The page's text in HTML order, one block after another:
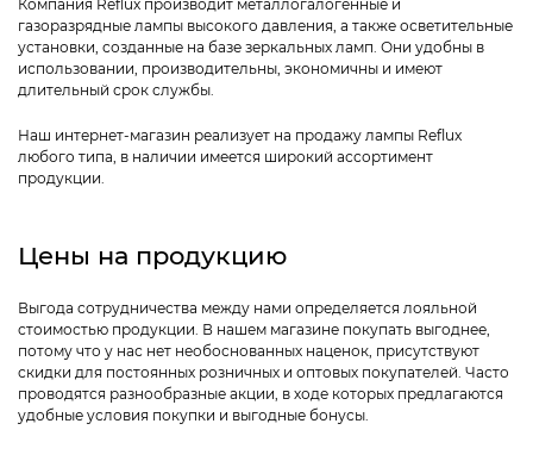
Компания Reflux производит металлогалогенные и
газоразрядные лампы высокого давления, а также осветительные
установки, созданные на базе зеркальных ламп. Они удобны в
использовании, производительны, экономичны и имеют
длительный срок службы.
Наш интернет-магазин реализует на продажу лампы Reflux
любого типа, в наличии имеется широкий ассортимент
продукции.
Цены на продукцию
Выгода сотрудничества между нами определяется лояльной
стоимостью продукции. В нашем магазине покупать выгоднее,
потому что у нас нет необоснованных наценок, присутствуют
скидки для постоянных розничных и оптовых покупателей. Часто
проводятся разнообразные акции, в ходе которых предлагаются
удобные условия покупки и выгодные бонусы.